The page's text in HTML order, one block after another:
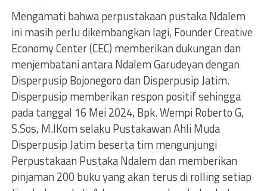
Mengamati bahwa perpustakaan pustaka Ndalem
ini masih perlu dikembangkan lagi, Founder Creative
Economy Center (CEC) memberikan dukungan dan
menjembatani antara Ndalem Garudeyan dengan
Disperpusip Bojonegoro dan Disperpusip Jatim.
Disperpusip memberikan respon positif sehingga
pada tanggal 16 Mei 2024, Bpk. Wempi Roberto G,
S.Sos, M.IKom selaku Pustakawan Ahli Muda
Disperpusip Jatim beserta tim mengunjungi
Perpustakaan Pustaka Ndalem dan memberikan
pinjaman 200 buku yang akan terus di rolling setiap